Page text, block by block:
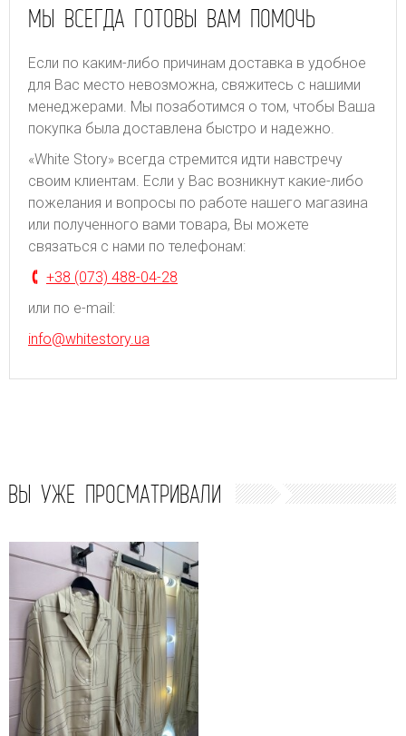
МЫ ВСЕГДА ГОТОВЫ ВАМ ПОМОЧЬ
Если по каким-либо причинам доставка в удобное
для Вас место невозможна, свяжитесь с нашими
менеджерами. Мы позаботимся о том, чтобы Ваша
покупка была доставлена быстро и надежно.
«White Story» всегда стремится идти навстречу
своим клиентам. Если у Вас возникнут какие-либо
пожелания и вопросы по работе нашего магазина
или полученного вами товара, Вы можете
связаться с нами по телефонам:
+38 (073) 488-04-28
или по e-mail:
info@whitestory.ua
ВЫ УЖЕ ПРОСМАТРИВАЛИ